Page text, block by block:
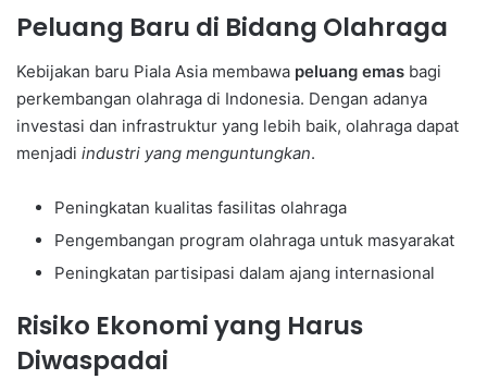
Peluang Baru di Bidang Olahraga
Kebijakan baru Piala Asia membawa peluang emas bagi
perkembangan olahraga di Indonesia. Dengan adanya
investasi dan infrastruktur yang lebih baik, olahraga dapat
menjadi industri yang menguntungkan.
Peningkatan kualitas fasilitas olahraga
Pengembangan program olahraga untuk masyarakat
Peningkatan partisipasi dalam ajang internasional
Risiko Ekonomi yang Harus
Diwaspadai